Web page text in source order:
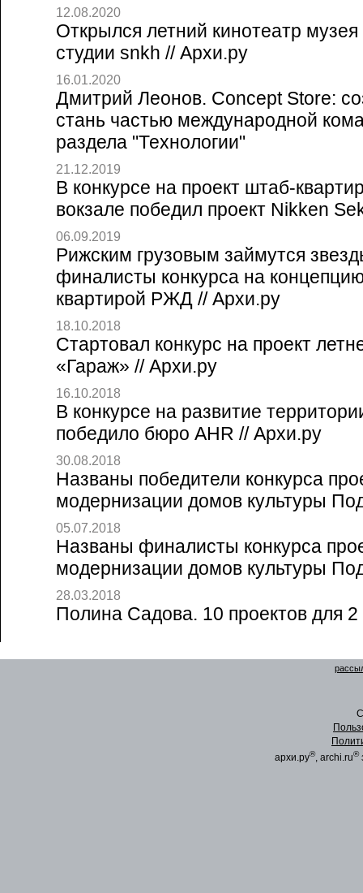
12.08.2020
Открылся летний кинотеатр
студии snkh // Архи.ру
16.01.2020
Дмитрий Леонов. Concept Store:
стань частью международной
раздела "Технологии"
21.12.2019
В конкурсе на проект штаб-
вокзале победил проект Nikken
06.09.2019
Рижским грузовым займутся
финалисты конкурса на
квартирой РЖД // Архи.ру
18.10.2018
Стартовал конкурс на проект
«Гараж» // Архи.ру
16.10.2018
В конкурсе на развитие
победило бюро AHR // Архи.ру
30.08.2018
Названы победители конкурса
модернизации домов культуры
05.07.2018
Названы финалисты конкурса
модернизации домов культуры
28.03.2018
Полина Садова. 10 проектов для
архи.ру®, archi.ru®